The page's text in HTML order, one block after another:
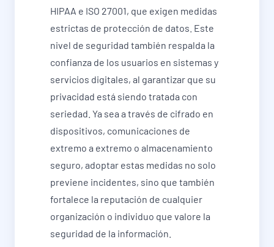
HIPAA e ISO 27001, que exigen medidas
estrictas de protección de datos. Este
nivel de seguridad también respalda la
confianza de los usuarios en sistemas y
servicios digitales, al garantizar que su
privacidad está siendo tratada con
seriedad. Ya sea a través de cifrado en
dispositivos, comunicaciones de
extremo a extremo o almacenamiento
seguro, adoptar estas medidas no solo
previene incidentes, sino que también
fortalece la reputación de cualquier
organización o individuo que valore la
seguridad de la información.